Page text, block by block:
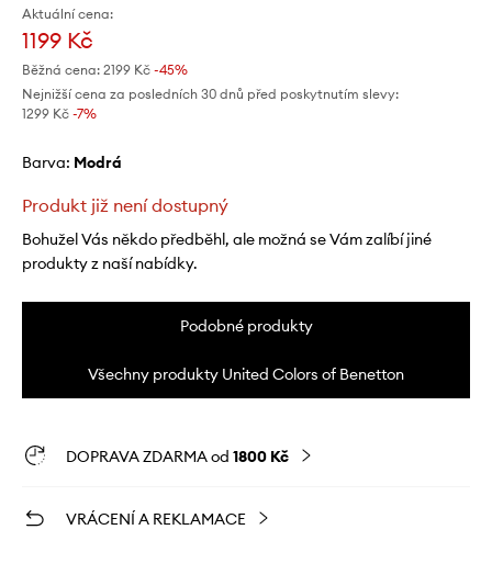
Aktuální cena:
1199 Kč
Běžná cena: 2199 Kč -45%
Nejnižší cena za posledních 30 dnů před poskytnutím slevy:
1299 Kč -7%
Barva: modrá
Produkt již není dostupný
Bohužel Vás někdo předběhl, ale možná se Vám zalíbí jiné
produkty z naší nabídky.
Podobné produkty
Všechny produkty United Colors of Benetton
DOPRAVA ZDARMA od 1800 Kč
VRÁCENÍ A REKLAMACE